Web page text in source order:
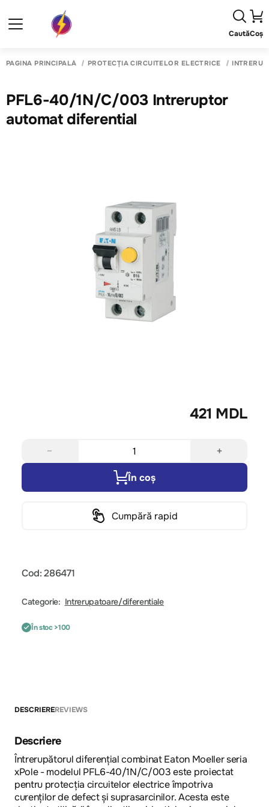
CautăCoș
PAGINA PRINCIPALĂ PROTECȚIA CIRCUITELOR ELECTRICE
PFL6-40/1N/C/003 Intreruptor
automat diferential
421 MDL
− +
În coș
Cumpără rapid
Cod: 286471
Categorie: Intrerupatoare/diferentiale
În stoc >100
DESCRIEREREVIEWS
Descriere
Întrerupătorul diferențial combinat Eaton Moeller seria
xPole - modelul PFL6-40/1N/C/003 este proiectat
pentru protecția circuitelor electrice împotriva
curenților de defect și suprasarcinilor. Acesta este